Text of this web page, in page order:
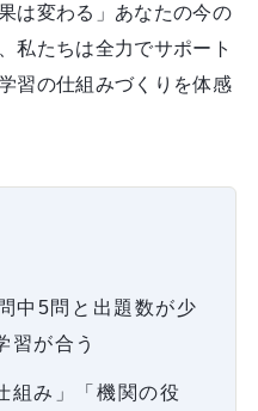
は変わる」あなたの今の
私たちは全力でサポート
習の仕組みづくりを体感
中5問と出題数が少
習が合う
組み」「機関の役